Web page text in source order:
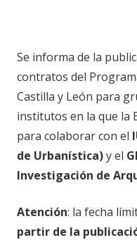
Se informa de la
contratos del
Castilla y León para
institutos en la que la
para colaborar con el
de Urbanística)y el
Investigación de
Atención: la fecha
partir de la